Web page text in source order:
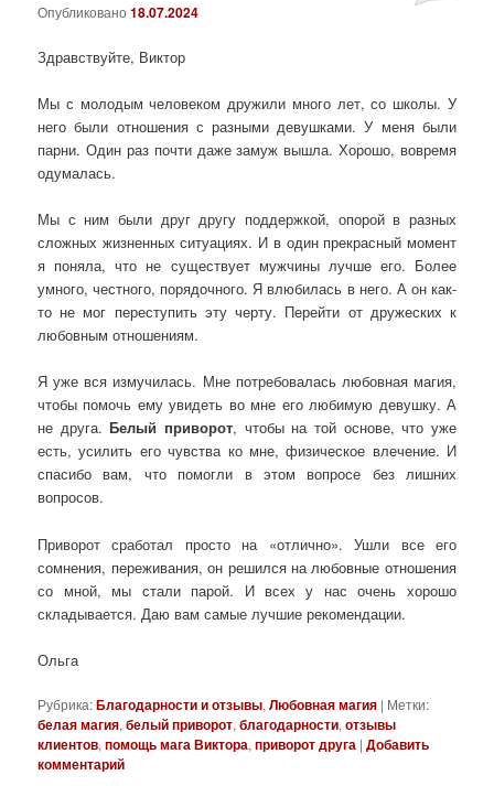
Опубликовано18.07.2024
Здравствуйте, Виктор
Мы с молодым человеком дружили много лет, со школы. У
него были отношения с разными девушками. У меня были
парни. Один раз почти даже замуж вышла. Хорошо, вовремя
одумалась.
Мы с ним были друг другу поддержкой, опорой в разных
сложных жизненных ситуациях. И в один прекрасный момент
я поняла, что не существует мужчины лучше его. Более
умного, честного, порядочного. Я влюбилась в него. А он как-
то не мог переступить эту черту. Перейти от дружеских к
любовным отношениям.
Я уже вся измучилась. Мне потребовалась любовная магия,
чтобы помочь ему увидеть во мне его любимую девушку. А
не друга.Белый приворот, чтобы на той основе, что уже
есть, усилить его чувства ко мне, физическое влечение. И
спасибо вам, что помогли в этом вопросе без лишних
вопросов.
Приворот сработал просто на «отлично». Ушли все его
сомнения, переживания, он решился на любовные отношения
со мной, мы стали парой. И всех у нас очень хорошо
складывается. Даю вам самые лучшие рекомендации.
Ольга
Рубрика:Благодарности и отзывы,Любовная магия | Метки:
белая магия,белый приворот,благодарности,отзывы
клиентов,помощь мага Виктора,приворот друга |Добавить
комментарий